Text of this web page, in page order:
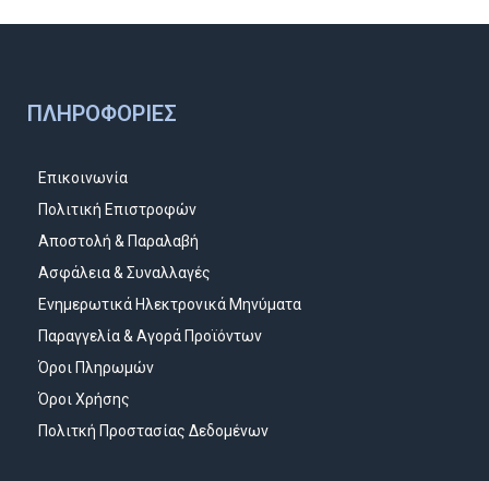
ΠΛΗΡΟΦΟΡΊΕΣ
Επικοινωνία
Πολιτική Επιστροφών
Αποστολή & Παραλαβή
Ασφάλεια & Συναλλαγές
Ενημερωτικά Ηλεκτρονικά Μηνύματα
Παραγγελία & Αγορά Προϊόντων
Όροι Πληρωμών
Όροι Χρήσης
Πολιτκή Προστασίας Δεδομένων